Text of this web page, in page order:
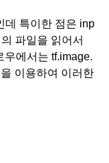
데 특이한 점은 inp
파일을 읽어서
우에서는 tf.image.
이용하여 이러한